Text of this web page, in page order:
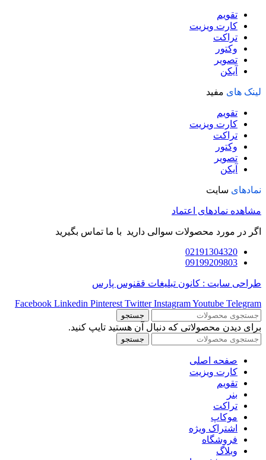
تقویم
کارت ویزیت
تراکت
وکتور
تصویر
آیکن
لینک های مفید
تقویم
کارت ویزیت
تراکت
وکتور
تصویر
آیکن
نمادهای سایت
مشاهده نمادهای اعتماد
اگر در مورد محصولات سوالی دارید با ما تماس بگیرید
02191304320
09199209803
طراحی سایت : کانون تبلیغات ققنوس پارس
Facebook Linkedin Pinterest Twitter InstagramYoutube Telegram
جستجو
برای دیدن محصولاتی که دنبال آن هستید تایپ کنید.
جستجو
صفحه اصلی
کارت ویزیت
تقویم
بنر
تراکت
موکاپ
اشتراک ویژه
فروشگاه
وبلاگ